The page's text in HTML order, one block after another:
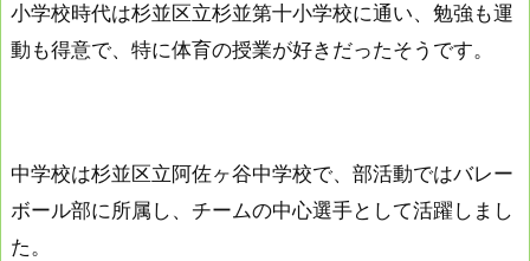
小学校時代は杉並区立杉並第十小学校に通い、勉強も運
動も得意で、特に体育の授業が好きだったそうです。
中学校は杉並区立阿佐ヶ谷中学校で、部活動ではバレー
ボール部に所属し、チームの中心選手として活躍しまし
た。